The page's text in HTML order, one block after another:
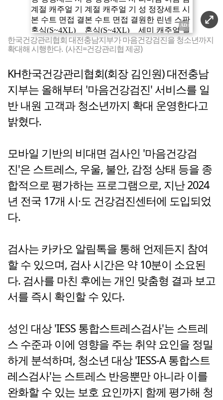
한국건강관리협회 대전충남지부가 마음건강검진을 청소년까지
확대해 시행한다. (사진=건강관리협 제공)
KH한국건강관리협회(회장 김인원) 대전충남
지부는 올해부터 '마음건강검진' 서비스를 일
반 내원 고객과 청소년까지 확대 운영한다고
밝혔다.
모바일 기반의 비대면 검사인 '마음건강검
진'은 스트레스, 우울, 불안, 감정 상태 등을 종
합적으로 평가하는 프로그램으로, 지난 2024
년 전국 17개 시·도 건강검진센터에 도입되었
다.
검사는 카카오 알림톡을 통해 언제든지 참여
할 수 있으며, 검사 시간은 약 10분이 소요된
다. 검사를 마친 후에는 개인 맞춤형 결과 보고
서를 즉시 확인할 수 있다.
성인 대상 'IESS 통합스트레스검사'는 스트레
스 수준과 이에 영향을 주는 취약 요인을 정밀
하게 분석하며, 청소년 대상 'IESS-A 통합스트
레스검사'는 스트레스 반응뿐만 아니라 이를
완화할 수 있는 보호 요인까지 함께 평가해 청